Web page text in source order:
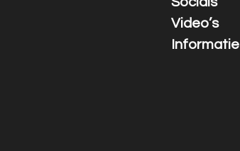
Video’s
Informatie